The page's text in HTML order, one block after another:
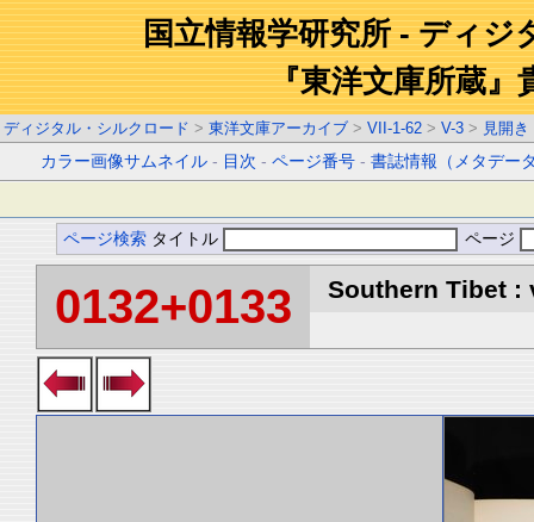
国立情報学研究所 - ディジ
『東洋文庫所蔵』
ディジタル・シルクロード > 東洋文庫アーカイブ > VII-1-62 > V-3 > 見開き
カラー画像サムネイル - 目次 -ページ番号 -書誌情報（メタデー
ページ検索 タイトル ページ
0132+0133 Southern Tibet :